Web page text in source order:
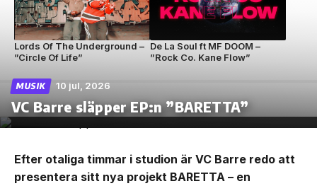
Lords Of The Underground –
”Circle Of Life”
De La Soul ft MF DOOM –
”Rock Co. Kane Flow”
MUSIK 10 jul, 2026
VC Barre släpper EP:n ”BARETTA”
Efter otaliga timmar i studion är VC Barre redo att
presentera sitt nya projekt BARETTA – en